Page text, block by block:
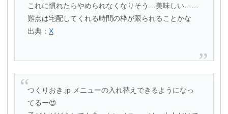
これに慣れたらやめられなくなりそう…美味しい……
難点は宅配してくれる時間の枠が限られることかな
出典： X
つくりおき.jp メニューの入れ替えできるようになっ
てるー😍